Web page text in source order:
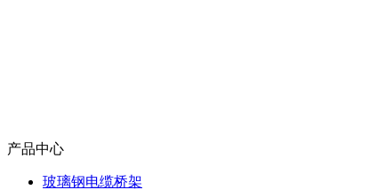
产品中心
玻璃钢电缆桥架